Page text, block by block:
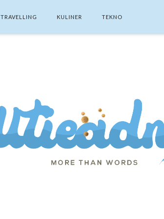
TRAVELLING KULINER TEKNO
SEARCH THIS BLOG